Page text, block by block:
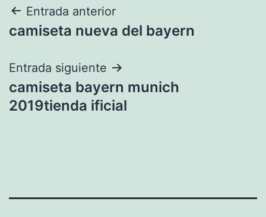
Navegación
de
entradas
Entrada anterior
camiseta nueva del bayern
Entrada siguiente
camiseta bayern munich
2019tienda ificial